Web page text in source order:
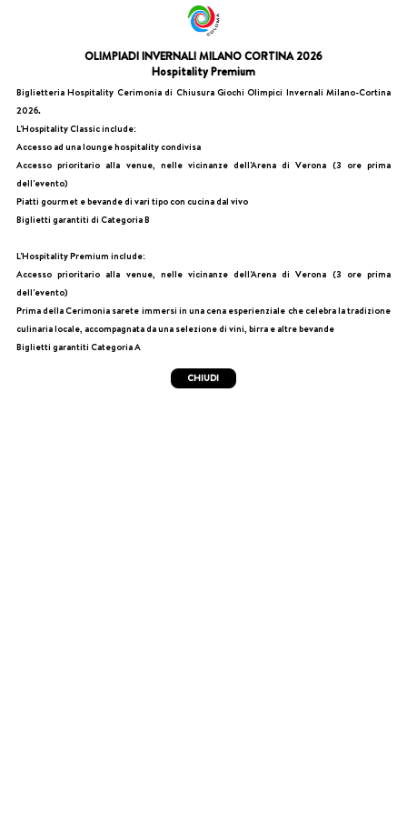
OLIMPIADI INVERNALI MILANO CORTINA 2026
Hospitality Premium
Biglietteria Hospitality Cerimonia di Chiusura Giochi Olimpici Invernali Milano-Cortina
2026.
L'Hospitality Classic include:
Accesso ad una lounge hospitality condivisa
Accesso prioritario alla venue, nelle vicinanze dell'Arena di Verona (3 ore prima
dell'evento)
Piatti gourmet e bevande di vari tipo con cucina dal vivo
Biglietti garantiti di Categoria B
L'Hospitality Premium include:
Accesso prioritario alla venue, nelle vicinanze dell'Arena di Verona (3 ore prima
dell'evento)
Prima della Cerimonia sarete immersi in una cena esperienziale che celebra la tradizione
culinaria locale, accompagnata da una selezione di vini, birra e altre bevande
Biglietti garantiti Categoria A
CHIUDI